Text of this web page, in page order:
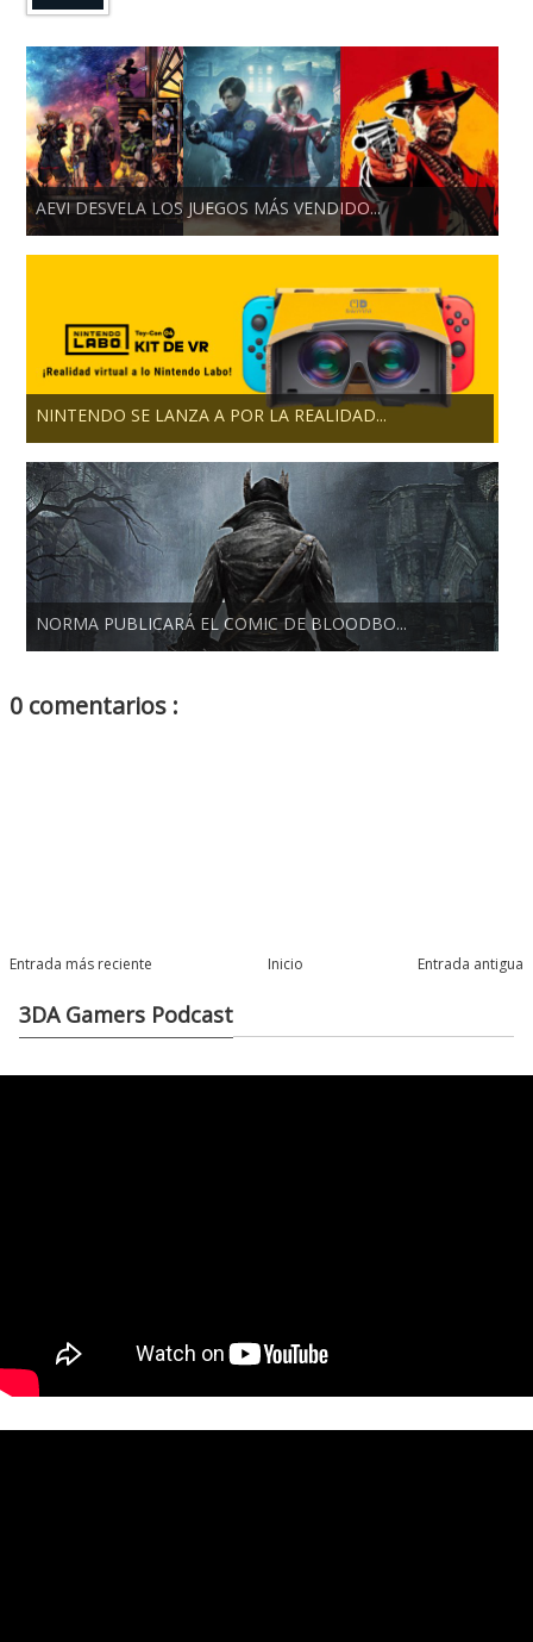
AEVI DESVELA LOS JUEGOS MÁS VENDIDO...
NINTENDO SE LANZA A POR LA REALIDAD...
NORMA PUBLICARÁ EL COMIC DE BLOODBO...
0 comentarios :
Entrada más reciente Entrada antigua
Inicio
3DA Gamers Podcast